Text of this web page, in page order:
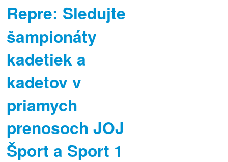
Repre: Sledujte
šampionáty
kadetiek a
kadetov v
priamych
prenosoch JOJ
Šport a Sport 1